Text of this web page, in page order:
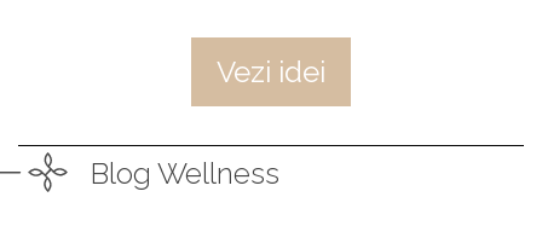
Vezi idei
Blog Wellness